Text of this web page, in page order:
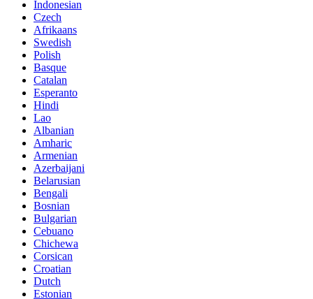
Indonesian
Czech
Afrikaans
Swedish
Polish
Basque
Catalan
Esperanto
Hindi
Lao
Albanian
Amharic
Armenian
Azerbaijani
Belarusian
Bengali
Bosnian
Bulgarian
Cebuano
Chichewa
Corsican
Croatian
Dutch
Estonian